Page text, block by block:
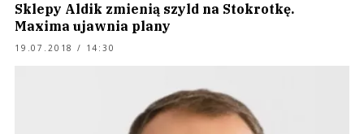
Sklepy Aldik zmienią szyld na Stokrotkę.
Maxima ujawnia plany
19.07.2018 / 14:30